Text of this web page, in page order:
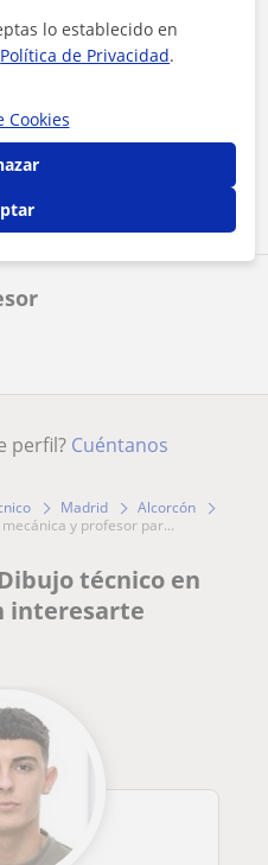
ahora
perfil? Cuéntanos
Madrid
Alcorcón
y profesor par...
técnico en
interesarte
lo establecido en
Política de Privacidad.
Cookies